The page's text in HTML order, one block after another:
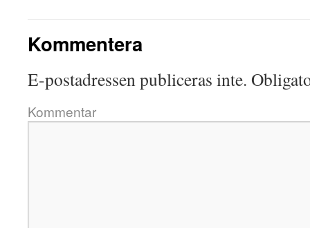
Kommentera
E-postadressen publiceras inte.
Kommentar